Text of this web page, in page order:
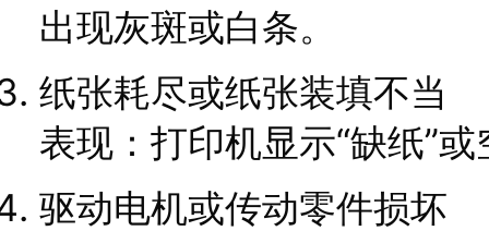
出现灰斑或白条。
纸张耗尽或纸张装填不当
表现：打印机显示“缺纸”
驱动电机或传动零件损坏